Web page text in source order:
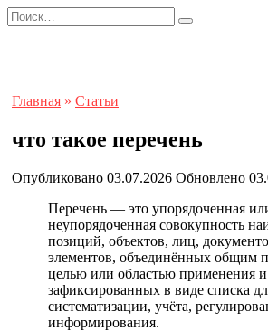
Перейти
к
Search
for:
Главная » Статьи
что такое перечень
Опубликовано 03.07.2026 Обновлено
Перечень — это упорядоченная
неупорядоченная совокупность
позиций, объектов, лиц,
элементов, объединённых общим
целью или областью применения и
зафиксированных в виде списка
систематизации, учёта,
информирования.